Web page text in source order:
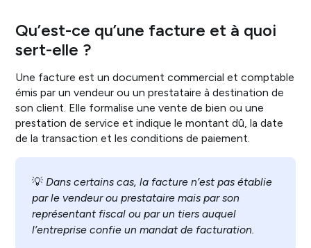
Qu’est-ce qu’une facture et à quoi
sert-elle ?
Une facture est un document commercial et comptable
émis par un vendeur ou un prestataire à destination de
son client. Elle formalise une vente de bien ou une
prestation de service et indique le montant dû, la date
de la transaction et les conditions de paiement.
💡 Dans certains cas, la facture n’est pas établie
par le vendeur ou prestataire mais par son
représentant fiscal ou par un tiers auquel
l’entreprise confie un mandat de facturation.